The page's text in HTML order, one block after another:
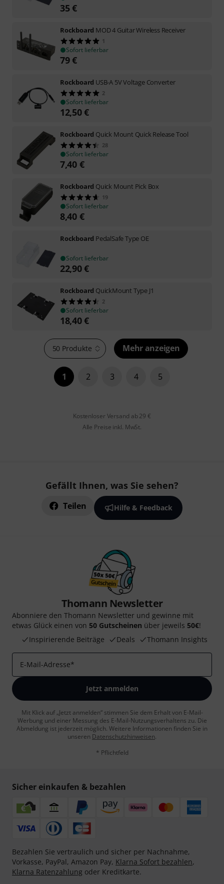
35€
Rockboard MOD 4 Guitar Wireless Receiver
1
Sofort lieferbar
79€
Rockboard USB-A 5V Voltage Converter
2
Sofort lieferbar
12,50€
Rockboard Quick Mount Quick Release Tool
28
Sofort lieferbar
7,40 €
Rockboard Quick Mount Pick Box
19
Sofort lieferbar
8,40 €
Rockboard PedalSafe Type OE
Sofort lieferbar
22,90€
Rockboard QuickMount Type J1
2
Sofort lieferbar
18,40€
50 Produkte Mehr anzeigen
1 2 3 4 5
Kostenloser Versand ab 29 €
Alle Preise inkl. MwSt.
Gefällt Ihnen, was Sie sehen?
Teilen Hilfe & Feedback
Thomann Newsletter
Abonniere den Thomann Newsletter und gewinne mit
etwas Glück einen von 50 Gutscheinen über jeweils 50€!
Inspirierende Beiträge
Deals Thomann Insights
E-Mail-Adresse*
Jetzt anmelden
Mit Klick auf „Jetzt anmelden“ stimmen Sie dem Erhalt von E-Mail-
Werbung und einer Messung des E-Mail-Nutzungsverhaltens zu. Die
Abmeldung ist jederzeit möglich. Weitere Informationen finden Sie in
unseren Datenschutzhinweisen.
* Pflichtfeld
Sicher einkaufen & bezahlen
Bezahlen Sie vertraulich und sicher per Nachnahme,
Vorkasse, PayPal, Amazon Pay, Klarna Sofort bezahlen,
Klarna Ratenzahlung oder Kreditkarte.